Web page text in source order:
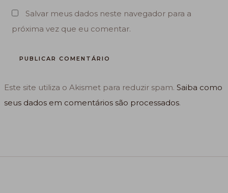
Salvar meus dados neste navegador para a
próxima vez que eu comentar.
Este site utiliza o Akismet para reduzir spam.Saiba como
seus dados em comentários são processados.